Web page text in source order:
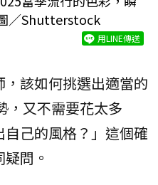
／Shutterstock
用LINE傳送
該如何挑選出適當的
，又不需要花太多
己的風格？」這個確
問。